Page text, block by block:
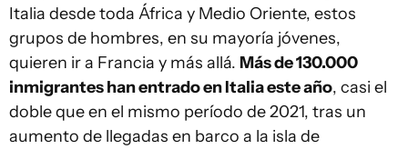
Italia desde toda África y Medio Oriente, estos
grupos de hombres, en su mayoría jóvenes,
quieren ir a Francia y más allá. Más de 130.000
inmigrantes han entrado en Italia este año, casi el
doble que en el mismo período de 2021, tras un
aumento de llegadas en barco a la isla de